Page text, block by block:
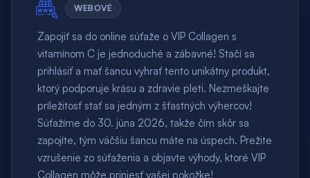
WEBOVÉ
Zapojiť sa do online súťaže o VIP Collagen s
vitamínom C je jednoduché a zábavné! Stačí sa
prihlásiť a mať šancu vyhrať tento unikátny produkt,
ktorý podporuje krásu a zdravie pleti. Nezmeškajte
príležitosť stať sa jedným z šťastných výhercov!
Súťažíme do 30. júna 2026, takže čím skôr sa
zapojíte, tým väčšiu šancu máte na úspech. Prežite
vzrušenie zo súťaženia a objavte výhody, ktoré VIP
Collagen môže priniesť vašej pokožke!